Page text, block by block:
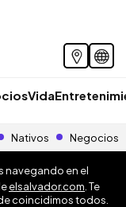
Vida
Nativos Negocios
navegando en el
elsalvador.com . Te
coincidimos todos.